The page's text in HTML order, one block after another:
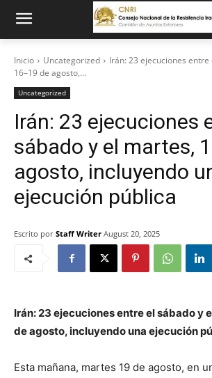
Inicio Uncategorized
Irán: 23 ejecuciones
16–19 de agosto,...
Uncategorized
Irán: 23 ejecuciones
sábado y el martes,
agosto, incluyendo
ejecución pública
Escrito por Staff Writer August 20, 2025
Irán: 23 ejecuciones entre el sábado y
de agosto, incluyendo una ejecución
Esta mañana, martes 19 de agosto, en